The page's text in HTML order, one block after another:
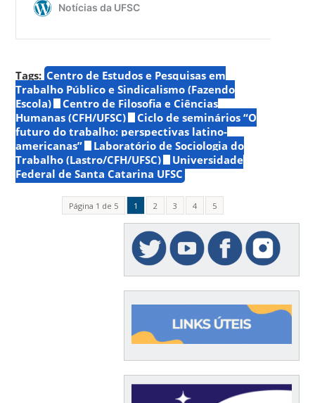
Tags: Centro de Estudos e Pesquisas em
Trabalho Público e Sindicalismo (Fazendo
Escola)
Centro de Filosofia e Ciências
Humanas (CFH/UFSC)
Ciclo de seminários “O
futuro do trabalho: perspectivas latino-
americanas”
Laboratório de Sociologia do
Trabalho (Lastro/CFH/UFSC)
Universidade
Federal de Santa Catarina UFSC
Página 1 de 5 1 2 3 4 5